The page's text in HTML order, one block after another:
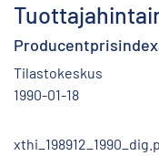
Tilastokeskus
1990-01-18